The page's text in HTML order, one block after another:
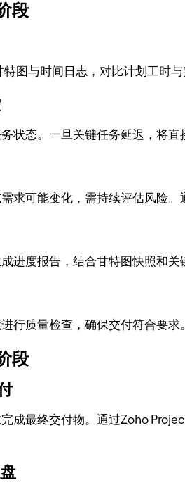
段
图与时间日志，对比计划工时
状态。一旦关键任务延迟，将
求可能变化，需持续评估风险
进度报告，结合甘特图快照和
行质量检查，确保交付符合要
段
成最终交付物。通过Zoho